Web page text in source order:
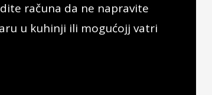
računa da ne napravite
u kuhinji ili mogućojj vatri